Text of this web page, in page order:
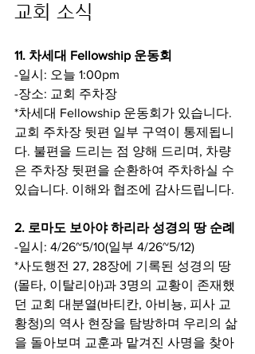
교회 소식
11. 차세대 Fellowship 운동회
-일시: 오늘 1:00pm
-장소: 교회 주차장
*차세대 Fellowship 운동회가 있습니다.
교회 주차장 뒷편 일부 구역이 통제됩니
다. 불편을 드리는 점 양해 드리며, 차량
은 주차장 뒷편을 순환하여 주차하실 수
있습니다. 이해와 협조에 감사드립니다.
2. 로마도 보아야 하리라 성경의 땅 순례
-일시: 4/26~5/10(일부 4/26~5/12)
*사도행전 27, 28장에 기록된 성경의 땅
(몰타, 이탈리아)과 3명의 교황이 존재했
던 교회 대분열(바티칸, 아비뇽, 피사 교
황청)의 역사 현장을 탐방하며 우리의 삶
을 돌아보며 교훈과 맡겨진 사명을 찾아